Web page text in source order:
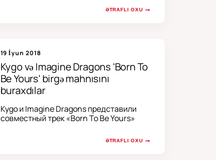
ƏTRAFLI OXU
19 İyun 2018
Kygo və Imagine Dragons 'Born To
Be Yours' birgə mahnısını
buraxdılar
Kygo и Imagine Dragons представили
совместный трек «Born To Be Yours»
ƏTRAFLI OXU